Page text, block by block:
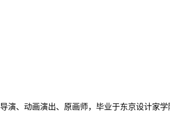
演、动画演出、原画师，毕业于东京设计家